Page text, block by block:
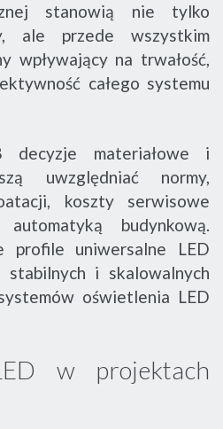
stanowią nie tylko
ale przede wszystkim
wpływający na trwałość,
całego systemu
decyzje materiałowe i
uwzględniać normy,
koszty serwisowe
budynkową.
profile uniwersalne LED
i skalowalnych
oświetlenia LED
w projektach